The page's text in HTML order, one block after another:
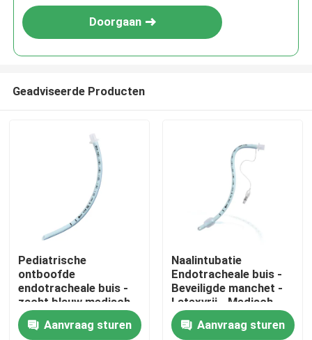
Thuis
Producten
Doorgaan
Geadviseerde Producten
Pediatrische
ontboofde
endotracheale buis -
zacht blauw medisch
PVC - CE ISO-
gecertificeerd
Aanvraag sturen
Naalintubatie
Endotracheale buis -
Beveiligde manchet -
Latexvrij - Medisch
PVC - Duidelijke
markeringen
Aanvraag sturen